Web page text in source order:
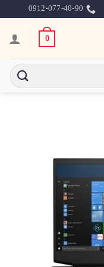
0912-077-40-90
0